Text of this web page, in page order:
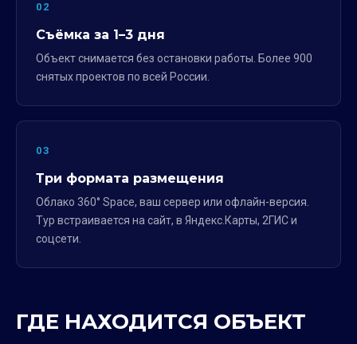
02
Съёмка за 1–3 дня
Объект снимается без остановки работы. Более 900
снятых проектов по всей России.
03
Три формата размещения
Облако 360° Space, ваш сервер или офлайн-версия.
Тур встраивается на сайт, в Яндекс.Карты, 2ГИС и
соцсети.
ГДЕ НАХОДИТСЯ ОБЪЕКТ